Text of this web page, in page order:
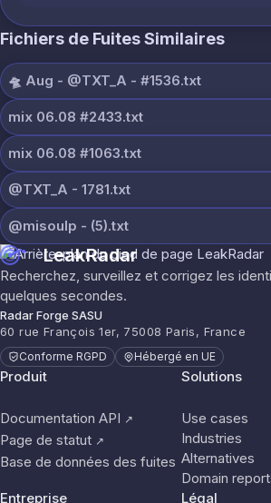
Fichiers de Fuites Similaires
🛸 Aug - @TXT_A - #1536.txt
mix 06.08 #2433.txt
mix 06.08 #1063.txt
@TXT_A - 1781.txt
@misoulp - (5).txt
LeakRadar
Recherchez, surveillez et corrigez les
quelques secondes.
Radar Forge SASU
60 rue François 1er, 75008 Paris, France
Conforme RGPD Hébergé en UE
Produit
Documentation API ↗
Page de statut ↗
Base de données des fuites
Solutions
Use cases
Industries
Alternatives
Domain
Entreprise
Légal